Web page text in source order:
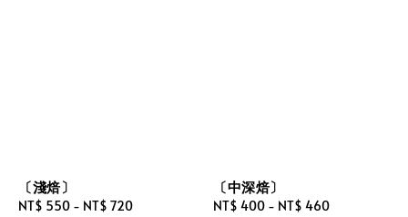
〔淺焙〕
Regular
NT$ 550 - NT$ 720
〔中深焙〕
Regular
NT$ 400 - NT$ 460